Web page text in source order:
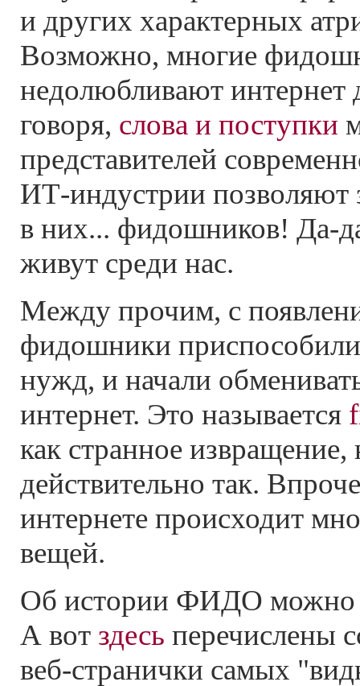
и других характерных
Возможно, многие
недолюбливают интернет
говоря, слова и поступки
представителей
ИТ-индустрии позволяют
в них... фидошников! Да-
живут среди нас.
Между прочим, с
фидошники приспособили
нужд, и начали
интернет. Это называется
как странное извращение,
действительно так.
интернете происходит
вещей.
Об истории ФИДО можно
А вот здесь перечислены
веб-странички самых